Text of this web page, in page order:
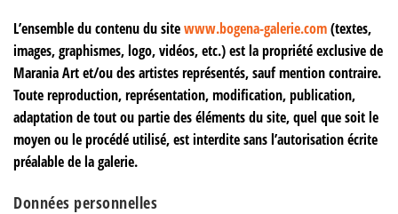
L’ensemble du contenu du sitewww.bogena-galerie.com(textes,
images, graphismes, logo, vidéos, etc.) est la propriété exclusive de
Marania Art et/ou des artistes représentés, sauf mention contraire.
Toute reproduction, représentation, modification, publication,
adaptation de tout ou partie des éléments du site, quel que soit le
moyen ou le procédé utilisé, est interdite sans l’autorisation écrite
préalable de la galerie.
Données personnelles